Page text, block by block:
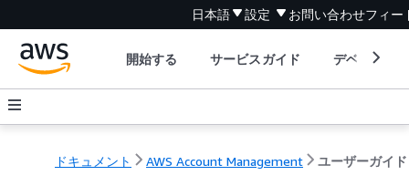
日本語 設定 お問い合わせフィー
開始する サービスガイド デベロッパ
ドキュメント AWS Account Management ユーザーガイド